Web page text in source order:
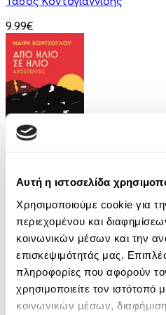
Αυτή η ιστοσελίδα
Χρησιμοποιούμε cookie για
περιεχομένου και
κοινωνικών μέσων και την
επισκεψιμότητάς μας.
πληροφορίες που αφορούν
χρησιμοποιείτε τον ιστότοπό
κοινωνικών μέσων,
9.99€
Από ήλιο σε ήλιο:
Μαίρη Κόντζογλου
13.99€